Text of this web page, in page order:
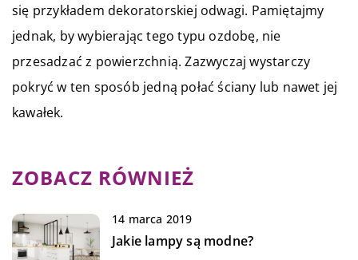
się przykładem dekoratorskiej odwagi. Pamiętajmy
jednak, by wybierając tego typu ozdobę, nie
przesadzać z powierzchnią. Zazwyczaj wystarczy
pokryć w ten sposób jedną połać ściany lub nawet jej
kawałek.
ZOBACZ RÓWNIEŻ
14 marca 2019
Jakie lampy są modne?